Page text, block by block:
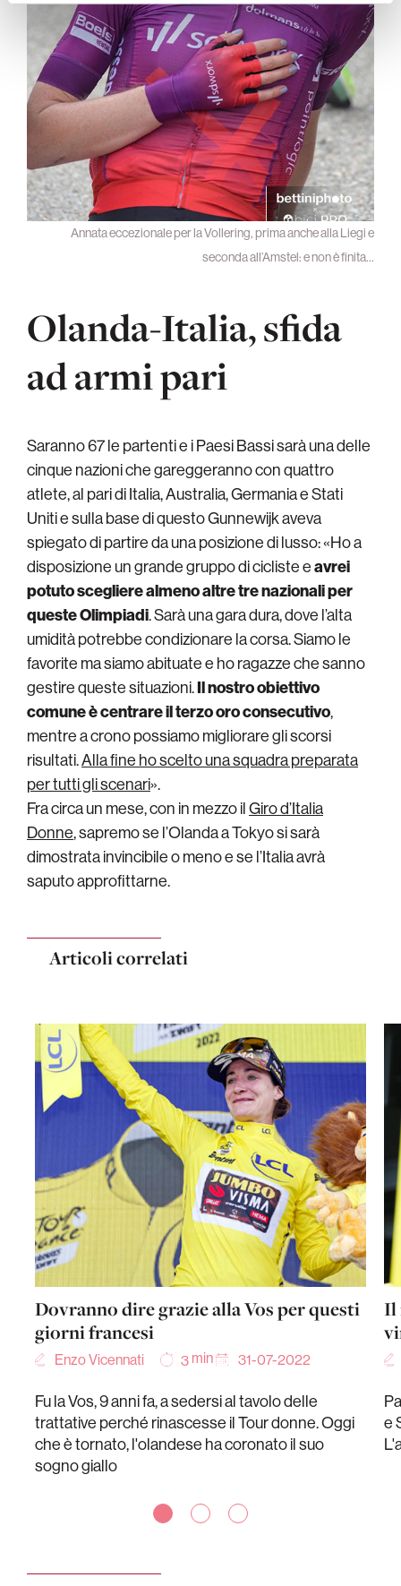
Annata eccezionale per la Vollering, prima anche alla Liegi e
seconda all’Amstel: e non è finita…
Olanda-Italia, sfida
ad armi pari
Saranno 67 le partenti e i Paesi Bassi sarà una delle
cinque nazioni che gareggeranno con quattro
atlete, al pari di Italia, Australia, Germania e Stati
Uniti e sulla base di questo Gunnewijk aveva
spiegato di partire da una posizione di lusso: «Ho a
disposizione un grande gruppo di cicliste eavrei
potuto scegliere almeno altre tre nazionali per
queste Olimpiadi. Sarà una gara dura, dove l’alta
umidità potrebbe condizionare la corsa. Siamo le
favorite ma siamo abituate e ho ragazze che sanno
gestire queste situazioni.Il nostro obiettivo
comune è centrare il terzo oro consecutivo,
mentre a crono possiamo migliorare gli scorsi
risultati.Alla fine ho scelto una squadra preparata
per tutti gli scenari».
Fra circa un mese, con in mezzo ilGiro d’Italia
Donne, sapremo se l’Olanda a Tokyo si sarà
dimostrata invincibile o meno e se l’Italia avrà
saputo approfittarne.
Articoli correlati
Dovranno dire grazie alla Vos per questi
giorni francesi
Enzo Vicennati 3 min 31-07-2022
Fu la Vos, 9 anni fa, a sedersi al tavolo delle
trattative perché rinascesse il Tour donne. Oggi
che è tornato, l'olandese ha coronato il suo
sogno giallo
Il
e